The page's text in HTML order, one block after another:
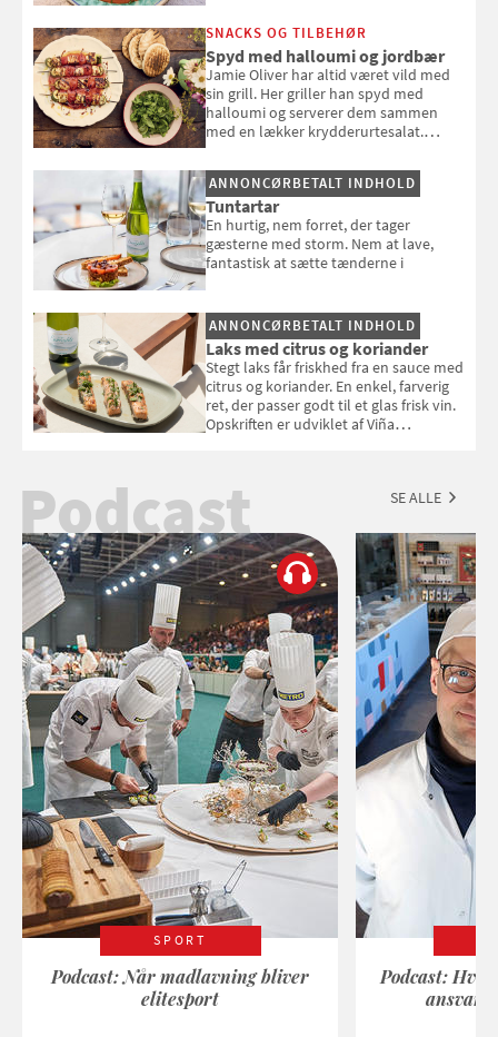
SNACKS OG TILBEHØR
Spyd med halloumi og jordbær
Jamie Oliver har altid været vild med
sin grill. Her griller han spyd med
halloumi og serverer dem sammen
med en lækker krydderurtesalat.
smag" af Jamie Oliver.
ANNONCØRBETALT INDHOLD
Tuntartar
En hurtig, nem forret, der tager
gæsterne med storm. Nem at lave,
fantastisk at sætte tænderne i
ANNONCØRBETALT INDHOLD
Laks med citrus og koriander
Stegt laks får friskhed fra en sauce med
citrus og koriander. En enkel, farverig
ret, der passer godt til et glas frisk vin.
Opskriften er udviklet af Viña
Podcast SE ALLE
SPORT
Podcast: Når madlavning bliver
elitesport
Podcast: